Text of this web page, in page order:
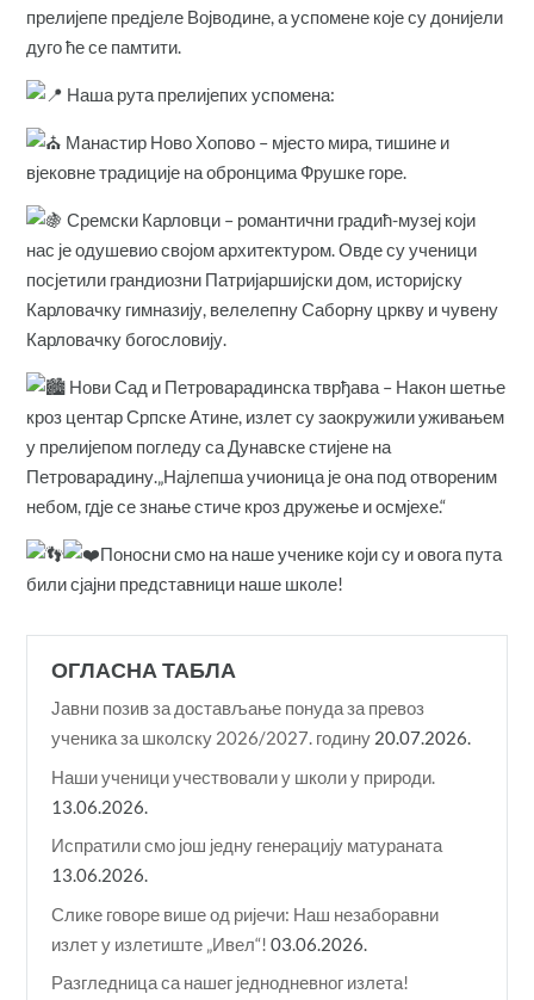
прелијепе предјеле Војводине, а успомене које су донијели
дуго ће се памтити.
Наша рута прелијепих успомена:
Манастир Ново Хопово – мјесто мира, тишине и
вјековне традиције на обронцима Фрушке горе.
Сремски Карловци – романтични градић-музеј који
нас је одушевио својом архитектуром. Овде су ученици
посјетили грандиозни Патријаршијски дом, историјску
Карловачку гимназију, велелепну Саборну цркву и чувену
Карловачку богословију.
Нови Сад и Петроварадинска тврђава – Након шетње
кроз центар Српске Атине, излет су заокружили уживањем
у прелијепом погледу са Дунавске стијене на
Петроварадину.„Најлепша учионица је она под отвореним
небом, гдје се знање стиче кроз дружење и осмјехе.“
Поносни смо на наше ученике који су и овога пута
били сјајни представници наше школе!
ОГЛАСНА ТАБЛА
Јавни позив за достављање понуда за превоз
ученика за школску 2026/2027. годину 20.07.2026.
Наши ученици учествовали у школи у природи.
13.06.2026.
Испратили смо још једну генерацију матураната
13.06.2026.
Слике говоре више од ријечи: Наш незаборавни
излет у излетиште „Ивел“! 03.06.2026.
Разгледница са нашег једнодневног излета!